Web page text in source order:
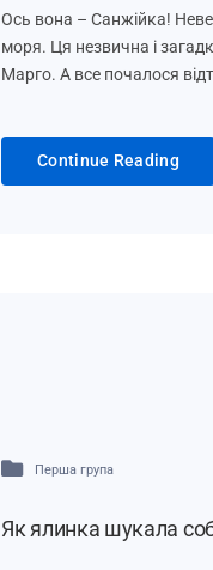
Ось вона – Санжійка!
моря. Ця незвична і
Марго. А все почалося
Continue Reading
Перша група
Як ялинка шукала